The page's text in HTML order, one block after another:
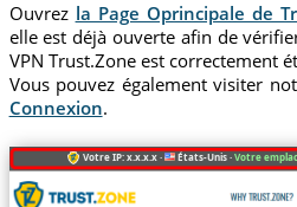
Ouvrez la Page Oprincipale de
elle est déjà ouverte afin de
VPN Trust.Zone est correctement
Vous pouvez également visiter
Connexion.
Votre IP: x.x.x.x · États-Unis ·Votre